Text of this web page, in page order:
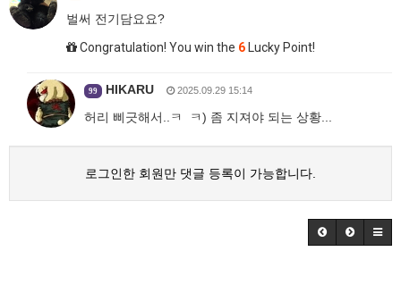
벌써 전기담요요?
Congratulation! You win the 6 Lucky Point!
99 HIKARU 2025.09.29 15:14
허리 삐긋해서..ㅋ ㅋ) 좀 지져야 되는 상황...
로그인한 회원만 댓글 등록이 가능합니다.